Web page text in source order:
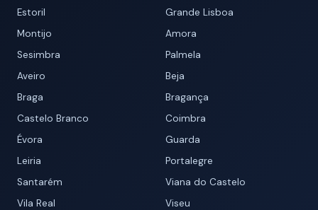
Estoril
Grande Lisboa
Montijo
Amora
Sesimbra
Palmela
Aveiro
Beja
Braga
Bragança
Castelo Branco
Coimbra
Évora
Guarda
Leiria
Portalegre
Santarém
Viana do Castelo
Vila Real
Viseu